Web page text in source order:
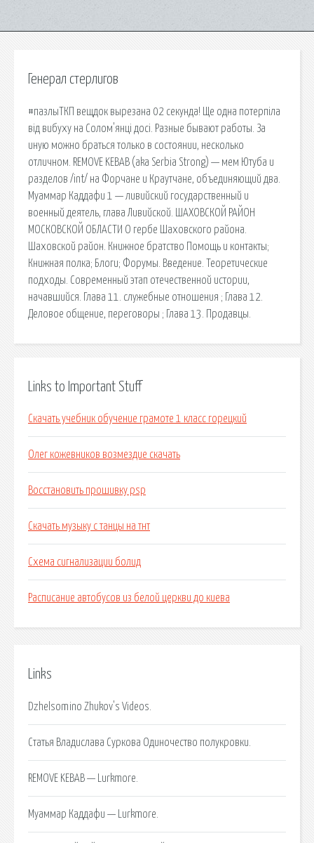
Генерал стерлигов
#пазлыТКП вещдок вырезана 02 секунда! Ще одна потерпіла
від вибуху на Солом'янці досі. Разные бывают работы. За
иную можно браться только в состоянии, несколько
отличном. REMOVE KEBAB (aka Serbia Strong) — мем Ютуба и
разделов /int/ на Форчане и Краутчане, объединяющий два.
Муаммар Каддафи 1 — ливийский государственный и
военный деятель, глава Ливийской. ШАХОВСКОЙ РАЙОН
МОСКОВСКОЙ ОБЛАСТИ О гербе Шаховского района.
Шаховской район. Книжное братство Помощь и контакты;
Книжная полка; Блоги; Форумы. Введение. Теоретические
подходы. Современный этап отечественной истории,
начавшийся. Глава 11. cлужебные отношения ; Глава 12.
Деловое общение, переговоры ; Глава 13. Продавцы.
Links to Important Stuff
Скачать учебник обучение грамоте 1 класс горецкий
Олег кожевников возмездие скачать
Восстановить прошивку psp
Скачать музыку с танцы на тнт
Схема сигнализации болид
Расписание автобусов из белой церкви до киева
Links
Dzhelsomino Zhukov's Videos.
Статья Владислава Суркова Одиночество полукровки.
REMOVE KEBAB — Lurkmore.
Муаммар Каддафи — Lurkmore.